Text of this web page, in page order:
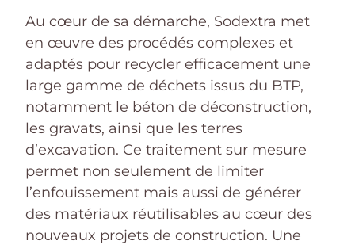
Au cœur de sa démarche, Sodextra met
en œuvre des procédés complexes et
adaptés pour recycler efficacement une
large gamme de déchets issus du BTP,
notamment le béton de déconstruction,
les gravats, ainsi que les terres
d’excavation. Ce traitement sur mesure
permet non seulement de limiter
l’enfouissement mais aussi de générer
des matériaux réutilisables au cœur des
nouveaux projets de construction. Une